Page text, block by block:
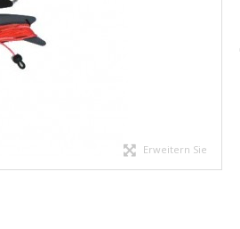
Erweitern Sie